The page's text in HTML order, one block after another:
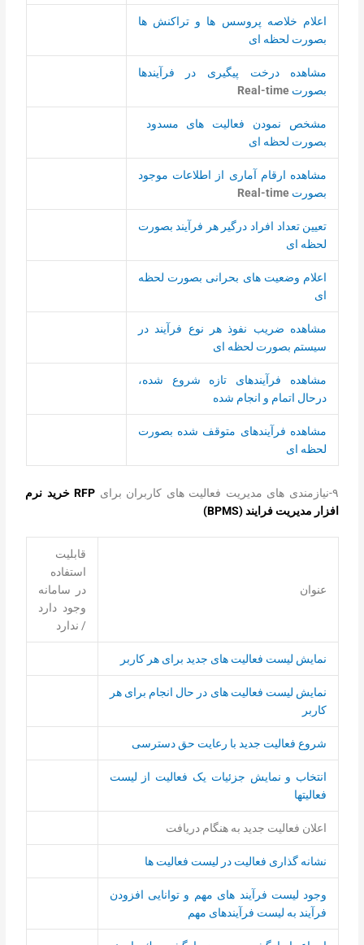
اعلام خلاصه پروسس ها و تراکنش ها
بصورت لحظه ای
مشاهده درخت پیگیری در فرآیندها
بصورت Real-time
مشخص نمودن فعالیت های مسدود
بصورت لحظه ای
مشاهده ارقام آماری از اطلاعات موجود
بصورت Real-time
تعیین تعداد افراد درگیر هر فرآیند بصورت
لحظه ای
اعلام وضعیت های بحرانی بصورت لحظه
ای
مشاهده ضریب نفوذ هر نوع فرآیند در
سیستم بصورت لحظه ای
مشاهده فرآیندهای تازه شروع شده،
درحال اتمام و انجام شده
مشاهده فرآیندهای متوقف شده بصورت
لحظه ای
۹-نیازمندی های مدیریت فعالیت های کاربران برای
RFP خرید نرم
افزار مدیریت فرایند (BPMS)
عنوان
قابلیت
استفاده
در سامانه
وجود دارد
/ ندارد
نمایش لیست فعالیت های جدید برای هر کاربر
نمایش لیست فعالیت های در حال انجام برای هر
کاربر
شروع فعالیت جدید با رعایت حق دسترسی
انتخاب و نمایش جزئیات یک فعالیت از لیست
فعالیتها
اعلان فعالیت جدید به هنگام دریافت
نشانه گذاری فعالیت در لیست فعالیت ها
وجود لیست فرآیند های مهم و توانایی افزودن
فرآیند به لیست فرآیندهای مهم